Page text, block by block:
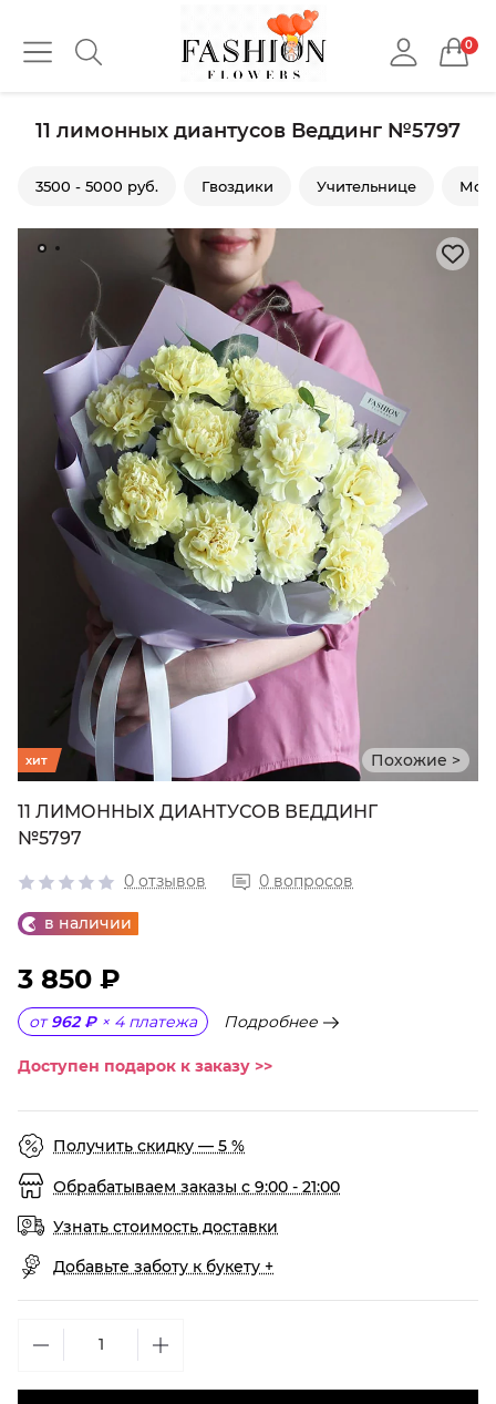
0
11 лимонных диантусов Веддинг №5797
3500 - 5000 руб. Гвоздики Учительнице
Похожие >
хит
11 ЛИМОННЫХ ДИАНТУСОВ ВЕДДИНГ
№5797
0 отзывов 0 вопросов
в наличии
3 850 ₽
от 962 ₽ × 4 платежа Подробнее
Доступен подарок к заказу >>
Получить скидку — 5 %
Обрабатываем заказы с 9:00 - 21:00
Узнать стоимость доставки
Добавьте заботу к букету +